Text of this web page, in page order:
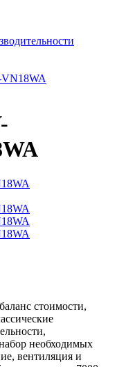
стоимости,
необходимых
вентиляция и